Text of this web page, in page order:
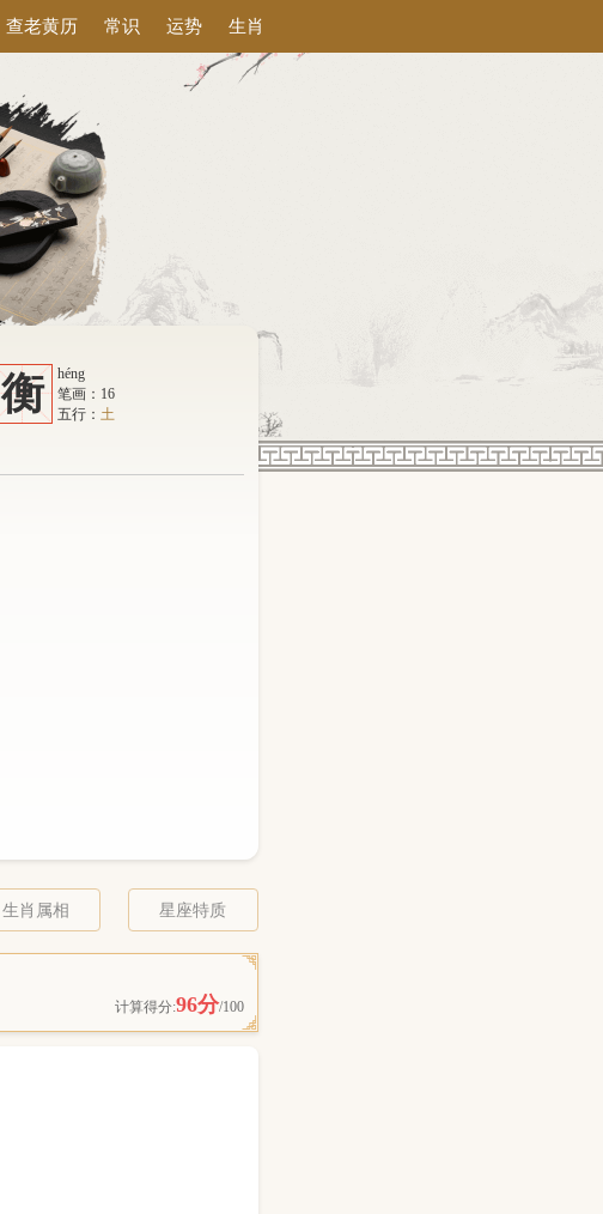
查老黄历 常识 运势 生肖
衡
héng
笔画：16
五行： 土
生肖属相 星座特质
计算得分:96分/100